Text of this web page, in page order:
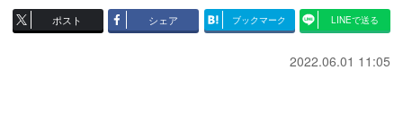
ポスト シェア ブックマーク LINEで送る
2022.06.01 11:05